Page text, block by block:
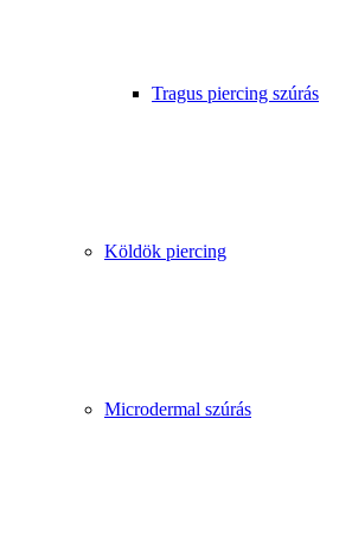
Tragus piercing szúrás
Köldök piercing
Microdermal szúrás